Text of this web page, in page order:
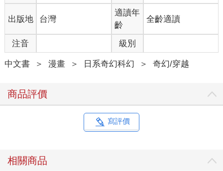
出版地 台灣
適讀年
齡
全齡適讀
注音 級別
中文書 ＞ 漫畫 ＞ 日系奇幻科幻 ＞ 奇幻/穿越
商品評價
寫評價
相關商品